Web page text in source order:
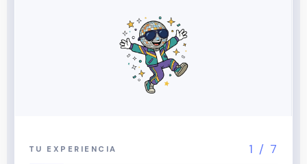
TU EXPERIENCIA 1 / 7